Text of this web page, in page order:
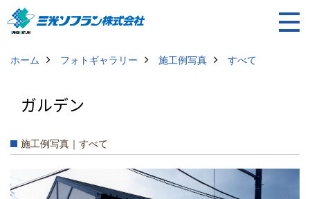
ホーム フォトギャラリー 施工例写真 すべて
ガルデン
施工例写真｜すべて